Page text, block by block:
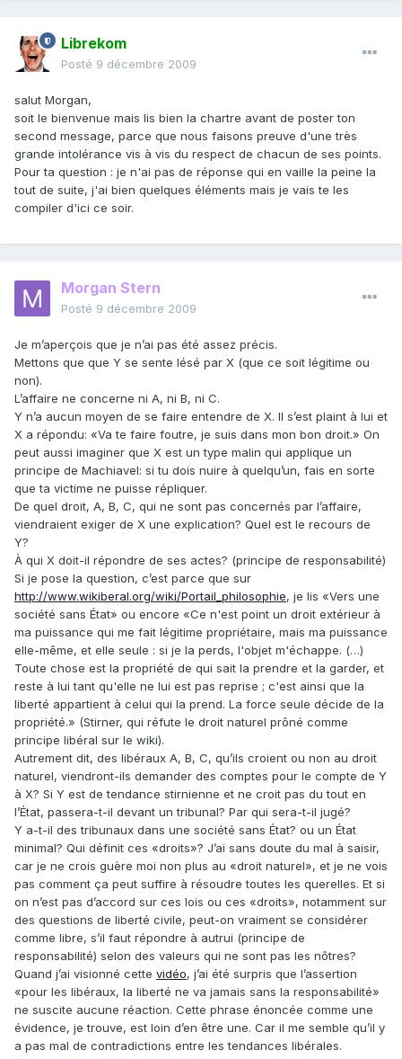
Librekom
Posté 9 décembre 2009
salut Morgan,
soit le bienvenue mais lis bien la chartre avant de poster ton
second message, parce que nous faisons preuve d'une très
grande intolérance vis à vis du respect de chacun de ses points.
Pour ta question : je n'ai pas de réponse qui en vaille la peine la
tout de suite, j'ai bien quelques éléments mais je vais te les
compiler d'ici ce soir.
Morgan Stern
Posté 9 décembre 2009
Je m’aperçois que je n’ai pas été assez précis.
Mettons que que Y se sente lésé par X (que ce soit légitime ou
non).
L’affaire ne concerne ni A, ni B, ni C.
Y n’a aucun moyen de se faire entendre de X. Il s’est plaint à lui et
X a répondu: «Va te faire foutre, je suis dans mon bon droit.» On
peut aussi imaginer que X est un type malin qui applique un
principe de Machiavel: si tu dois nuire à quelqu’un, fais en sorte
que ta victime ne puisse répliquer.
De quel droit, A, B, C, qui ne sont pas concernés par l’affaire,
viendraient exiger de X une explication? Quel est le recours de
Y?
À qui X doit-il répondre de ses actes? (principe de responsabilité)
Si je pose la question, c’est parce que sur
http://www.wikiberal.org/wiki/Portail_philosophie, je lis «Vers une
société sans État» ou encore «Ce n'est point un droit extérieur à
ma puissance qui me fait légitime propriétaire, mais ma puissance
elle-même, et elle seule : si je la perds, l'objet m'échappe. (…)
Toute chose est la propriété de qui sait la prendre et la garder, et
reste à lui tant qu'elle ne lui est pas reprise ; c'est ainsi que la
liberté appartient à celui qui la prend. La force seule décide de la
propriété.» (Stirner, qui réfute le droit naturel prôné comme
principe libéral sur le wiki).
Autrement dit, des libéraux A, B, C, qu’ils croient ou non au droit
naturel, viendront-ils demander des comptes pour le compte de Y
à X? Si Y est de tendance stirnienne et ne croit pas du tout en
l’État, passera-t-il devant un tribunal? Par qui sera-t-il jugé?
Y a-t-il des tribunaux dans une société sans État? ou un État
minimal? Qui définit ces «droits»? J’ai sans doute du mal à saisir,
car je ne crois guère moi non plus au «droit naturel», et je ne vois
pas comment ça peut suffire à résoudre toutes les querelles. Et si
on n’est pas d’accord sur ces lois ou ces «droits», notamment sur
des questions de liberté civile, peut-on vraiment se considérer
comme libre, s’il faut répondre à autrui (principe de
responsabilité) selon des valeurs qui ne sont pas les nôtres?
Quand j’ai visionné cette vidéo, j’ai été surpris que l’assertion
«pour les libéraux, la liberté ne va jamais sans la responsabilité»
ne suscite aucune réaction. Cette phrase énoncée comme une
évidence, je trouve, est loin d’en être une. Car il me semble qu’il y
a pas mal de contradictions entre les tendances libérales.